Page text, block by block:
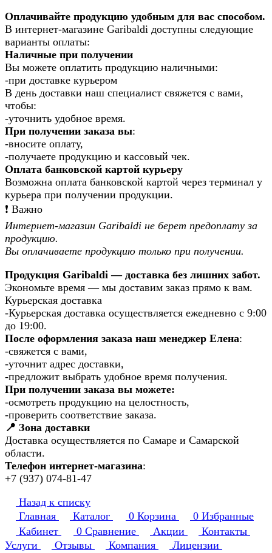
Оплачивайте продукцию удобным для вас способом.
В интернет-магазине Garibaldi доступны следующие
варианты оплаты:
Наличные при получении
Вы можете оплатить продукцию наличными:
-при доставке курьером
В день доставки наш специалист свяжется с вами,
чтобы:
-уточнить удобное время.
При получении заказа вы:
-вносите оплату,
-получаете продукцию и кассовый чек.
Оплата банковской картой курьеру
Возможна оплата банковской картой через терминал у
курьера при получении продукции.
❗️ Важно
Интернет-магазин Garibaldi не берет предоплату за
продукцию.
Вы оплачиваете продукцию только при получении.
Продукция Garibaldi — доставка без лишних забот.
Экономьте время — мы доставим заказ прямо к вам.
Курьерская доставка
-Курьерская доставка осуществляется ежедневно с 9:00
до 19:00.
После оформления заказа наш менеджер Елена:
-свяжется с вами,
-уточнит адрес доставки,
-предложит выбрать удобное время получения.
При получении заказа вы можете:
-осмотреть продукцию на целостность,
-проверить соответствие заказа.
📍 Зона доставки
Доставка осуществляется по Самаре и Самарской
области.
Телефон интернет-магазина:
+7 (937) 074-81-47
Назад к списку
Главная
Каталог 0 Корзина 0 Избранные
Кабинет
0 Сравнение Акции
Контакты
Услуги
Отзывы Компания
Лицензии